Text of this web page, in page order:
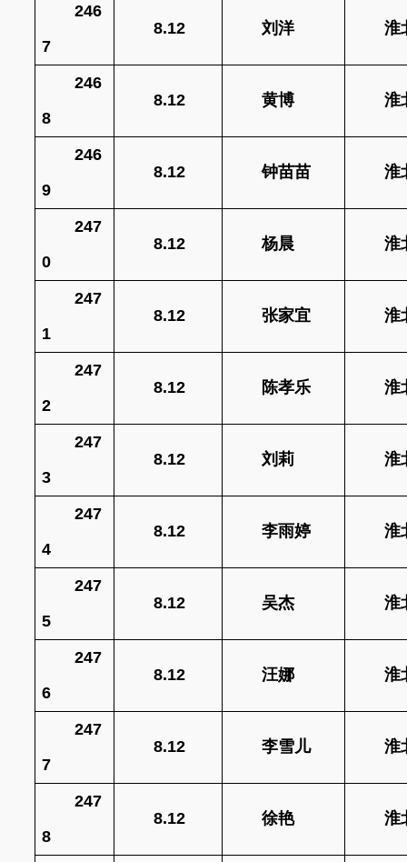
246
7
8.12 刘洋 淮
246
8
8.12 黄博 淮
246
9
8.12 钟苗苗 淮
247
0
8.12 杨晨 淮
247
1
8.12 张家宜 淮
247
2
8.12 陈孝乐 淮
247
3
8.12 刘莉 淮
247
4
8.12 李雨婷 淮
247
5
8.12 吴杰 淮
247
6
8.12 汪娜 淮
247
7
8.12 李雪儿 淮
247
8
8.12 徐艳 淮